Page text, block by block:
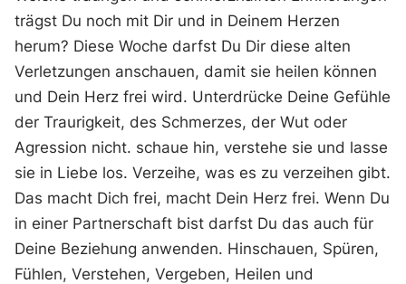
trägst Du noch mit Dir und in Deinem Herzen
herum? Diese Woche darfst Du Dir diese alten
Verletzungen anschauen, damit sie heilen können
und Dein Herz frei wird. Unterdrücke Deine Gefühle
der Traurigkeit, des Schmerzes, der Wut oder
Agression nicht. schaue hin, verstehe sie und lasse
sie in Liebe los. Verzeihe, was es zu verzeihen gibt.
Das macht Dich frei, macht Dein Herz frei. Wenn Du
in einer Partnerschaft bist darfst Du das auch für
Deine Beziehung anwenden. Hinschauen, Spüren,
Fühlen, Verstehen, Vergeben, Heilen und